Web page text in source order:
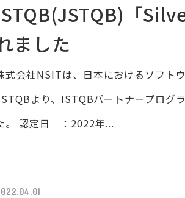
「
ました
式会社NSITは、日本におけるソフト
より、ISTQBパートナープログ
。 認定日 ：2022年...